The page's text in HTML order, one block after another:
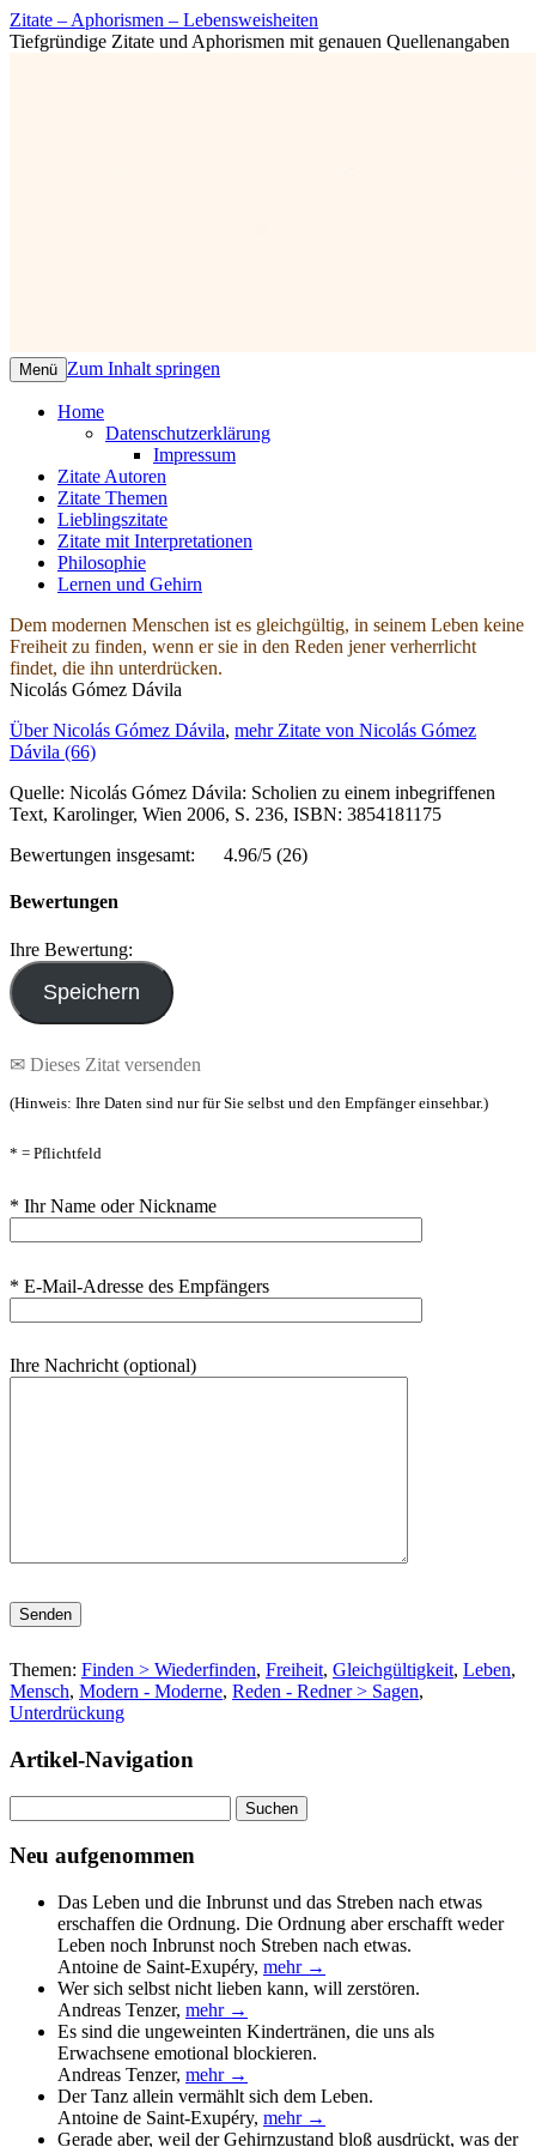
Zitate – Aphorismen – Lebensweisheiten
Tiefgründige Zitate und Aphorismen mit genauen Quellenangaben
Menü Zum Inhalt springen
Home
Datenschutzerklärung
Impressum
Zitate Autoren
Zitate Themen
Lieblingszitate
Zitate mit Interpretationen
Philosophie
Lernen und Gehirn
Dem modernen Menschen ist es gleichgültig, in seinem Leben keine
Freiheit zu finden, wenn er sie in den Reden jener verherrlicht
findet, die ihn unterdrücken.
Nicolás Gómez Dávila
Über Nicolás Gómez Dávila, mehr Zitate von Nicolás Gómez
Dávila (66)
Quelle: Nicolás Gómez Dávila: Scholien zu einem inbegriffenen
Text, Karolinger, Wien 2006, S. 236, ISBN: 3854181175
Bewertungen insgesamt:
4.96/5 (26)
Bewertungen
Ihre Bewertung:
✉ Dieses Zitat versenden
(Hinweis: Ihre Daten sind nur für Sie selbst und den Empfänger einsehbar.)
* = Pflichtfeld
* Ihr Name oder Nickname
* E-Mail-Adresse des Empfängers
Ihre Nachricht (optional)
Bitte lasse dieses Feld leer.
Themen: Finden > Wiederfinden, Freiheit, Gleichgültigkeit, Leben,
Mensch, Modern - Moderne, Reden - Redner > Sagen,
Unterdrückung
Artikel-Navigation
nach:
Neu aufgenommen
Das Leben und die Inbrunst und das Streben nach etwas
erschaffen die Ordnung. Die Ordnung aber erschafft weder
Leben noch Inbrunst noch Streben nach etwas.
Antoine de Saint-Exupéry, mehr →
Wer sich selbst nicht lieben kann, will zerstören.
Andreas Tenzer, mehr →
Es sind die ungeweinten Kindertränen, die uns als
Erwachsene emotional blockieren.
Andreas Tenzer, mehr →
Der Tanz allein vermählt sich dem Leben.
Antoine de Saint-Exupéry, mehr →
Gerade aber, weil der Gehirnzustand bloß ausdrückt, was der